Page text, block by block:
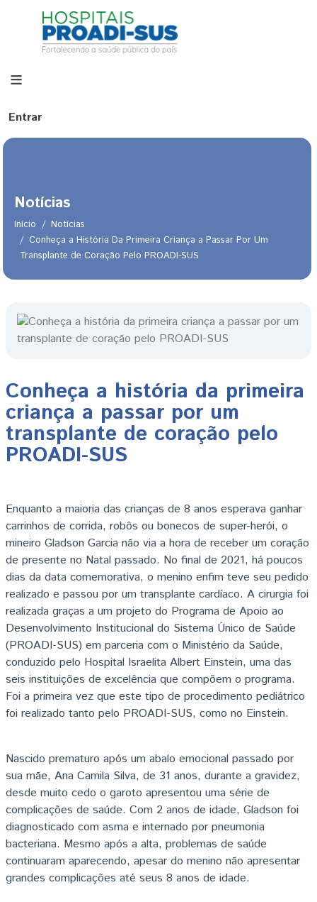
Pular para o conteúdo principal
Menu de conta de usuário
Entrar
Notícias
Trilha de navegação
Início
Notícias
Conheça a História Da Primeira Criança a Passar Por Um
Transplante de Coração Pelo PROADI-SUS
Conheça a história da primeira
criança a passar por um
transplante de coração pelo
PROADI-SUS
Enquanto a maioria das crianças de 8 anos esperava ganhar
carrinhos de corrida, robôs ou bonecos de super-herói, o
mineiro Gladson Garcia não via a hora de receber um coração
de presente no Natal passado. No final de 2021, há poucos
dias da data comemorativa, o menino enfim teve seu pedido
realizado e passou por um transplante cardíaco. A cirurgia foi
realizada graças a um projeto do Programa de Apoio ao
Desenvolvimento Institucional do Sistema Único de Saúde
(PROADI-SUS) em parceria com o Ministério da Saúde,
conduzido pelo Hospital Israelita Albert Einstein, uma das
seis instituições de excelência que compõem o programa.
Foi a primeira vez que este tipo de procedimento pediátrico
foi realizado tanto pelo PROADI-SUS, como no Einstein.
Nascido prematuro após um abalo emocional passado por
sua mãe, Ana Camila Silva, de 31 anos, durante a gravidez,
desde muito cedo o garoto apresentou uma série de
complicações de saúde. Com 2 anos de idade, Gladson foi
diagnosticado com asma e internado por pneumonia
bacteriana. Mesmo após a alta, problemas de saúde
continuaram aparecendo, apesar do menino não apresentar
grandes complicações até seus 8 anos de idade.